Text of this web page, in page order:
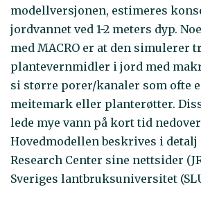
modellversjonen, estimeres
jordvannet ved 1-2 meters dyp.
med MACRO er at den simulerer
plantevernmidler i jord med
si større porer/kanaler som ofte
meitemark eller planterøtter.
lede mye vann på kort tid
Hovedmodellen beskrives i detalj
Research Center sine nettsider
Sveriges lantbruksuniversitet